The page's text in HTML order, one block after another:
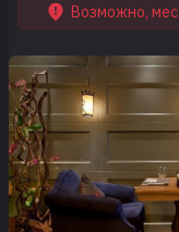
Возможно,